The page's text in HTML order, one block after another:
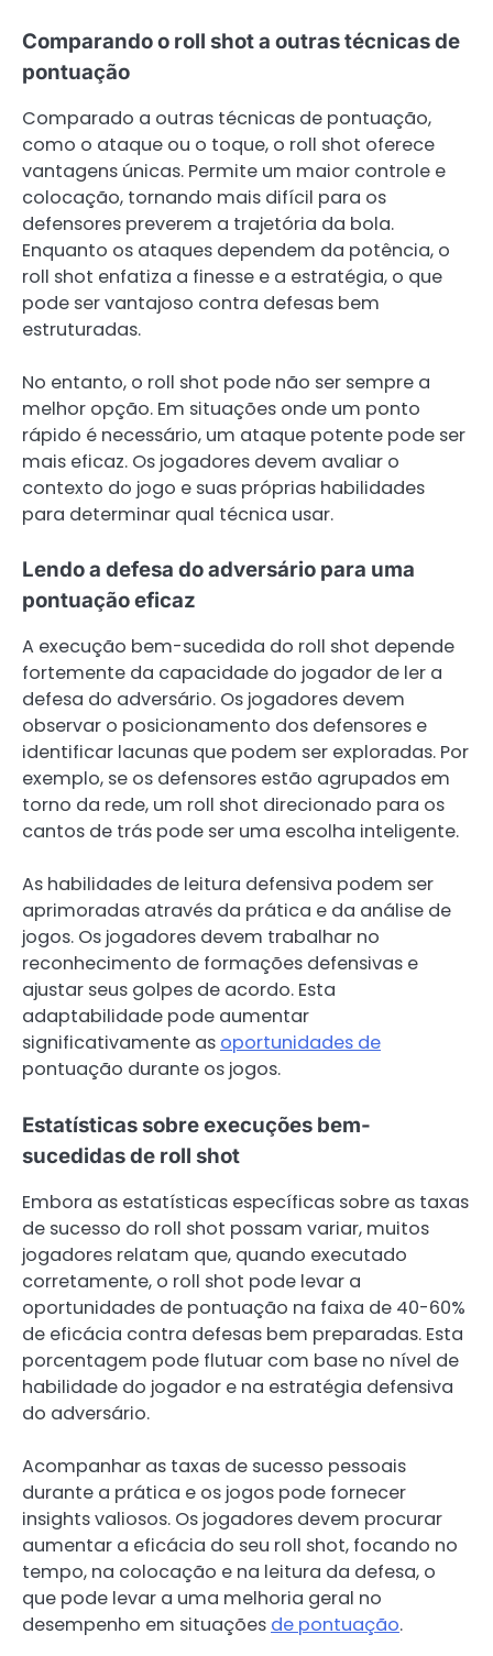
Comparando o roll shot a outras técnicas de
pontuação
Comparado a outras técnicas de pontuação,
como o ataque ou o toque, o roll shot oferece
vantagens únicas. Permite um maior controle e
colocação, tornando mais difícil para os
defensores preverem a trajetória da bola.
Enquanto os ataques dependem da potência, o
roll shot enfatiza a finesse e a estratégia, o que
pode ser vantajoso contra defesas bem
estruturadas.
No entanto, o roll shot pode não ser sempre a
melhor opção. Em situações onde um ponto
rápido é necessário, um ataque potente pode ser
mais eficaz. Os jogadores devem avaliar o
contexto do jogo e suas próprias habilidades
para determinar qual técnica usar.
Lendo a defesa do adversário para uma
pontuação eficaz
A execução bem-sucedida do roll shot depende
fortemente da capacidade do jogador de ler a
defesa do adversário. Os jogadores devem
observar o posicionamento dos defensores e
identificar lacunas que podem ser exploradas. Por
exemplo, se os defensores estão agrupados em
torno da rede, um roll shot direcionado para os
cantos de trás pode ser uma escolha inteligente.
As habilidades de leitura defensiva podem ser
aprimoradas através da prática e da análise de
jogos. Os jogadores devem trabalhar no
reconhecimento de formações defensivas e
ajustar seus golpes de acordo. Esta
adaptabilidade pode aumentar
significativamente as oportunidades de
pontuação durante os jogos.
Estatísticas sobre execuções bem-
sucedidas de roll shot
Embora as estatísticas específicas sobre as taxas
de sucesso do roll shot possam variar, muitos
jogadores relatam que, quando executado
corretamente, o roll shot pode levar a
oportunidades de pontuação na faixa de 40-60%
de eficácia contra defesas bem preparadas. Esta
porcentagem pode flutuar com base no nível de
habilidade do jogador e na estratégia defensiva
do adversário.
Acompanhar as taxas de sucesso pessoais
durante a prática e os jogos pode fornecer
insights valiosos. Os jogadores devem procurar
aumentar a eficácia do seu roll shot, focando no
tempo, na colocação e na leitura da defesa, o
que pode levar a uma melhoria geral no
desempenho em situações de pontuação.